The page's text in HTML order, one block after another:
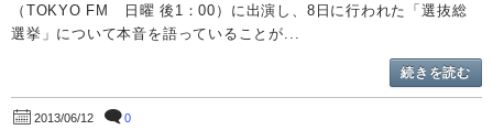
（TOKYO FM 日曜 後1：00）に出演し、8日に行われた「選抜総
選挙」について本音を語っていることが...
続きを読む
2013/06/12 0